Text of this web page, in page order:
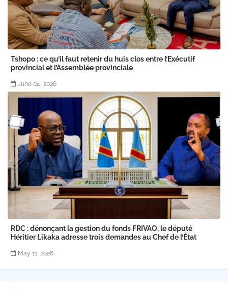
Tshopo : ce qu’il faut retenir du huis clos entre l’Exécutif
provincial et l’Assemblée provinciale
June 04, 2026
RDC : dénonçant la gestion du fonds FRIVAO, le député
Héritier Likaka adresse trois demandes au Chef de l’État
May 11, 2026